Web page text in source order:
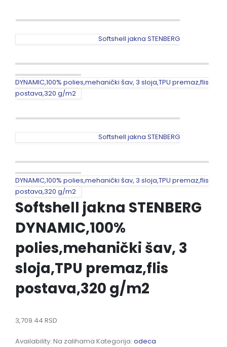
Softshell jakna STENBERG
DYNAMIC,100% polies,mehanički šav, 3 sloja,TPU premaz,flis
postava,320 g/m2
Softshell jakna STENBERG
DYNAMIC,100% polies,mehanički šav, 3 sloja,TPU premaz,flis
postava,320 g/m2
Softshell jakna STENBERG
DYNAMIC,100%
polies,mehanički šav, 3
sloja,TPU premaz,flis
postava,320 g/m2
3,709.44 RSD
Availability: Na zalihama Kategorija: odeca